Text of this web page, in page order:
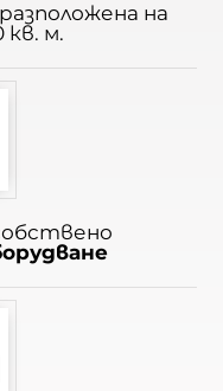
разположена на
м.